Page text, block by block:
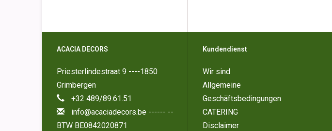
ACACIA DECORS
Priesterlindestraat 9 ----1850
Grimbergen
+32 489/89.61.51
info@acaciadecors.be ------ --
BTW BE0842020871
Kundendienst
Wir sind
Allgemeine
Geschäftsbedingungen
CATERING
Disclaimer